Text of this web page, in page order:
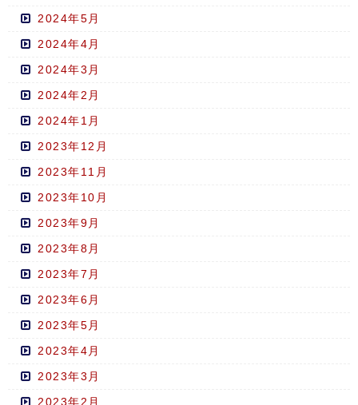
2024年5月
2024年4月
2024年3月
2024年2月
2024年1月
2023年12月
2023年11月
2023年10月
2023年9月
2023年8月
2023年7月
2023年6月
2023年5月
2023年4月
2023年3月
2023年2月